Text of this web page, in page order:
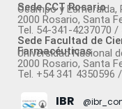
Sede CCT Rosario
Ocampo y Esmeralda,
2000 Rosario, Santa
Tel. 54-341-4237070
Sede Facultad de
Farmacéuticas
Universidad Nacional
2000 Rosario, Santa
Tel. +54 341 4350596
IBR